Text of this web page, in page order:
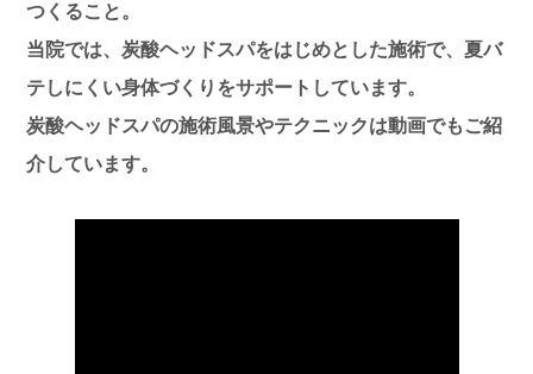
つくること。
当院では、炭酸ヘッドスパをはじめとした施術で、夏バ
テしにくい身体づくりをサポートしています。
炭酸ヘッドスパの施術風景やテクニックは動画でもご紹
介しています。